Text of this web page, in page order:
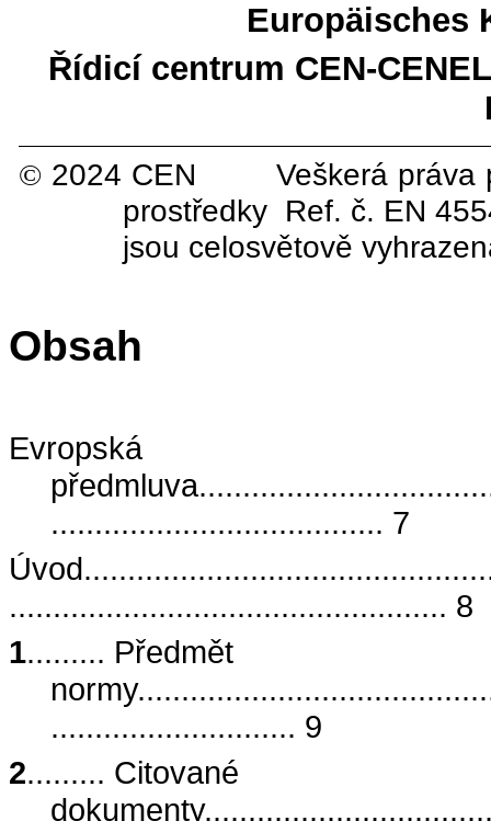
Europäisches
Řídicí centrum CEN-
© 2024 CEN Veškerá práva
prostředky Ref. č. EN
jsou celosvětově
Obsah
Evropská
...................................... 7
.................................................. 8
1......... Předmět
............................ 9
2......... Citované